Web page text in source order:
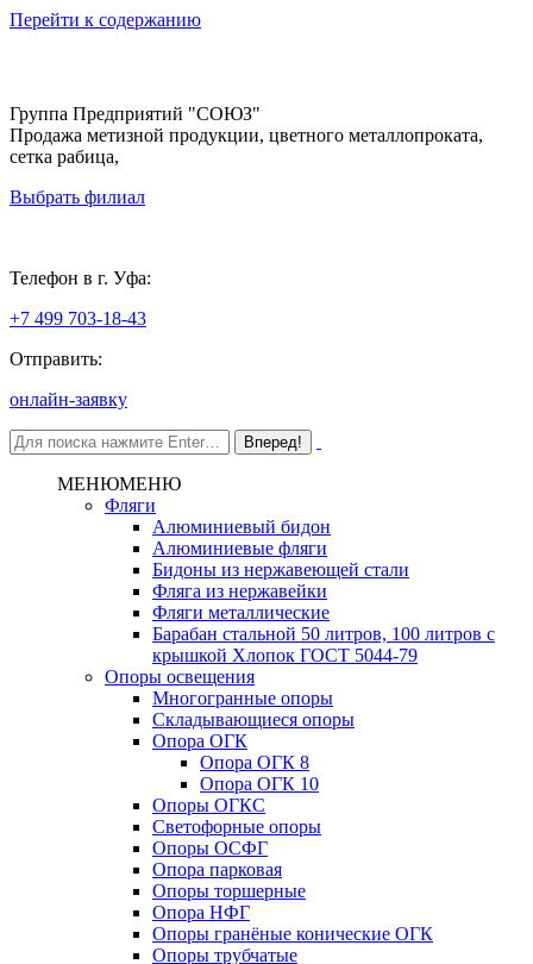
Перейти к содержанию
Группа Предприятий "СОЮЗ"
Продажа метизной продукции, цветного металлопроката,
сетка рабица,
Выбрать филиал
Телефон в г. Уфа:
+7 499 703-18-43
Отправить:
онлайн-заявку
МЕНЮМЕНЮ
Фляги
Алюминиевый бидон
Алюминиевые фляги
Бидоны из нержавеющей стали
Фляга из нержавейки
Фляги металлические
Барабан стальной 50 литров, 100 литров с
крышкой Хлопок ГОСТ 5044-79
Опоры освещения
Многогранные опоры
Складывающиеся опоры
Опора ОГК
Опора ОГК 8
Опора ОГК 10
Опоры ОГКС
Светофорные опоры
Опоры ОСФГ
Опора парковая
Опоры торшерные
Опора НФГ
Опоры гранёные конические ОГК
Опоры трубчатые